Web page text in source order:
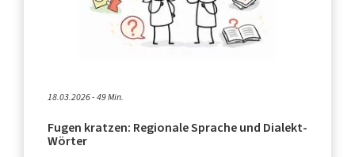
18.03.2026 - 49 Min.
Fugen kratzen: Regionale Sprache und Dialekt-
Wörter